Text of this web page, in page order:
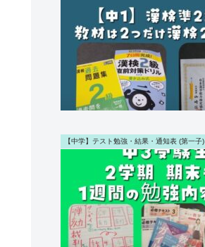
【中学】テスト勉強・結果・通知表 (第一子)